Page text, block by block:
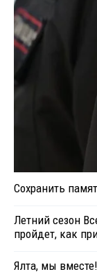
Сохранить
Летний сезон
пройдет, как
Ялта, мы вместе!